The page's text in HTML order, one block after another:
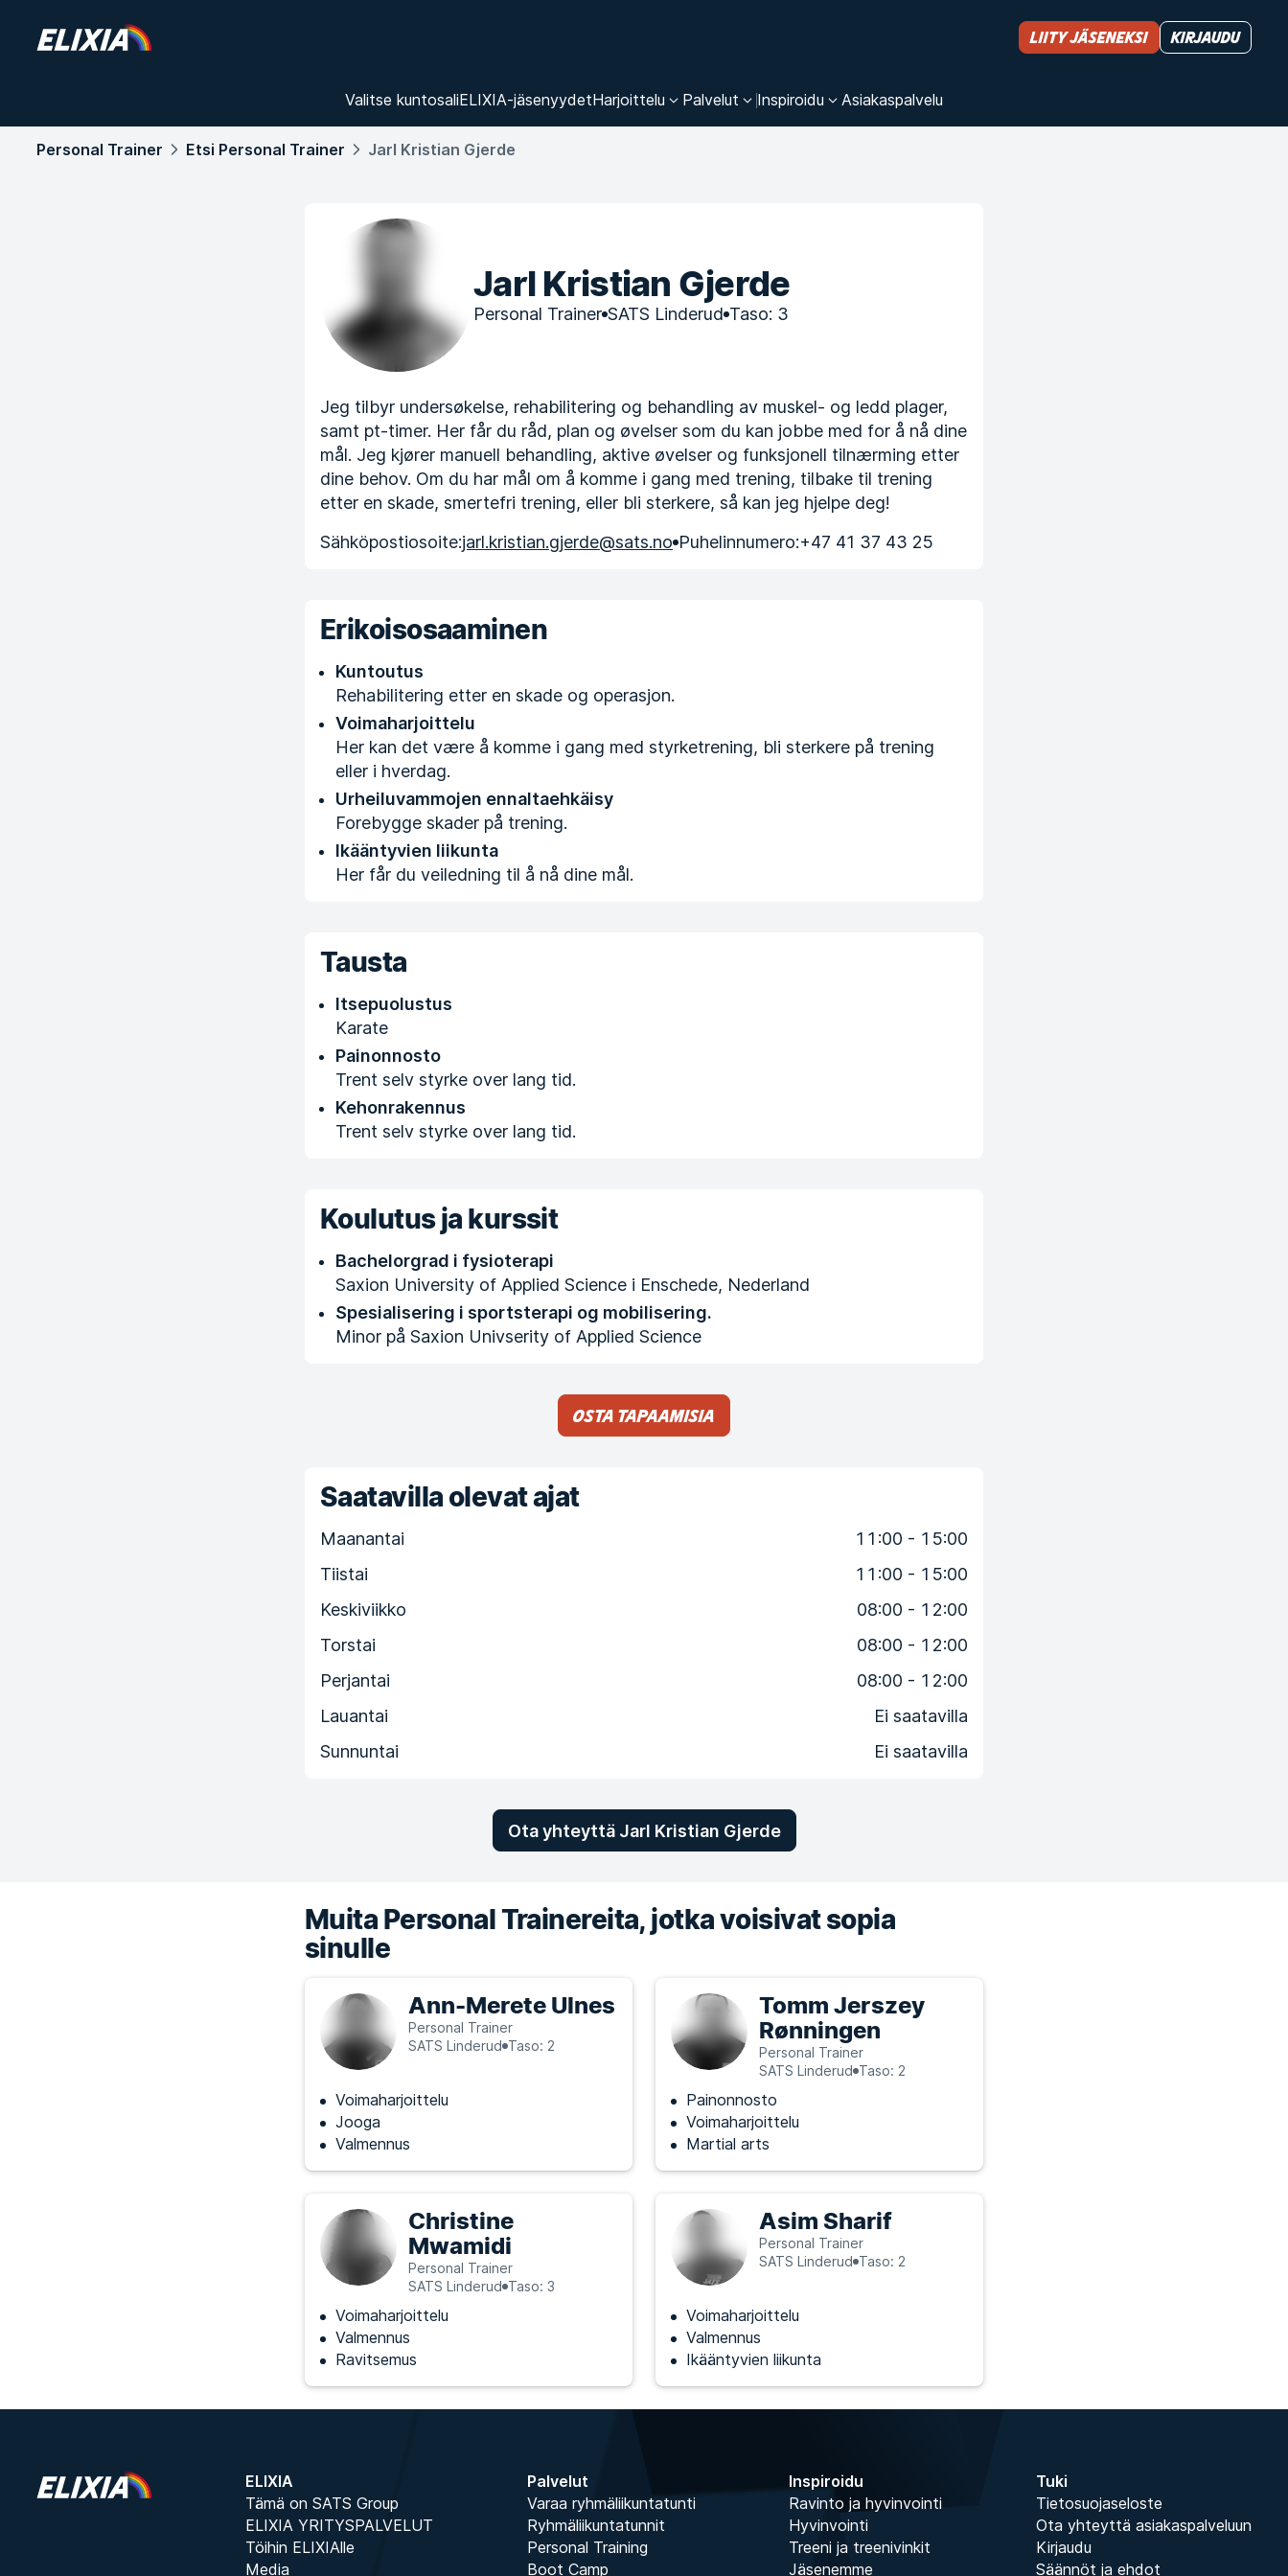
Valitse kuntosaliELIXIA-jäsenyydetHarjoittelu Palvelut Inspiroidu Asiakas­palvelu
Liity jäseneksi Kirjaudu
Personal Trainer Etsi Personal Trainer Jarl Kristian Gjerde
Jarl Kristian Gjerde
Personal Trainer SATS Linderud Taso: 3
Jeg tilbyr undersøkelse, rehabilitering og behandling av muskel- og ledd plager,
samt pt-timer. Her får du råd, plan og øvelser som du kan jobbe med for å nå dine
mål. Jeg kjører manuell behandling, aktive øvelser og funksjonell tilnærming etter
dine behov. Om du har mål om å komme i gang med trening, tilbake til trening
etter en skade, smertefri trening, eller bli sterkere, så kan jeg hjelpe deg!
Sähköpostiosoite:jarl.kristian.gjerde@sats.no Puhelinnumero:+47 41 37 43 25
Erikoisosaaminen
Kuntoutus
Rehabilitering etter en skade og operasjon.
Voimaharjoittelu
Her kan det være å komme i gang med styrketrening, bli sterkere på trening
eller i hverdag.
Urheiluvammojen ennaltaehkäisy
Forebygge skader på trening.
Ikääntyvien liikunta
Her får du veiledning til å nå dine mål.
Tausta
Itsepuolustus
Karate
Painonnosto
Trent selv styrke over lang tid.
Kehonrakennus
Trent selv styrke over lang tid.
Koulutus ja kurssit
Bachelorgrad i fysioterapi
Saxion University of Applied Science i Enschede, Nederland
Spesialisering i sportsterapi og mobilisering.
Minor på Saxion Univserity of Applied Science
Osta tapaamisia
Saatavilla olevat ajat
Maanantai
11:00 - 15:00
Tiistai
11:00 - 15:00
Keskiviikko
08:00 - 12:00
Torstai
08:00 - 12:00
Perjantai
08:00 - 12:00
Lauantai
Ei saatavilla
Sunnuntai
Ei saatavilla
Ota yhteyttä Jarl Kristian Gjerde
Muita Personal Trainereita, jotka voisivat sopia
sinulle
Ann-Merete Ulnes
Personal Trainer
SATS Linderud Taso: 2
Voimaharjoittelu
Jooga
Valmennus
Tomm Jerszey
Rønningen
Personal Trainer
SATS Linderud Taso: 2
Painonnosto
Voimaharjoittelu
Martial arts
Christine
Mwamidi
Personal Trainer
SATS Linderud Taso: 3
Voimaharjoittelu
Valmennus
Ravitsemus
Asim Sharif
Personal Trainer
SATS Linderud Taso: 2
Voimaharjoittelu
Valmennus
Ikääntyvien liikunta
ELIXIA
Tämä on SATS Group
ELIXIA YRITYSPALVELUT
Töihin ELIXIAlle
Media
Palvelut
Varaa ryhmäliikuntatunti
Ryhmäliikuntatunnit
Personal Training
Boot Camp
Inspiroidu
Ravinto ja hyvinvointi
Hyvinvointi
Treeni ja treenivinkit
Jäsenemme
Tuki
Tietosuojaseloste
Ota yhteyttä asiakaspalveluun
Kirjaudu
Säännöt ja ehdot